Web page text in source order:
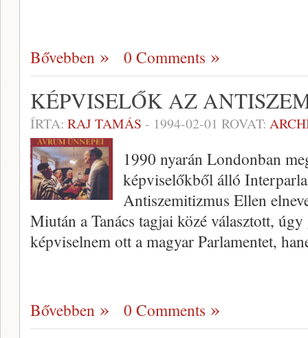
Bővebben 0 Comments
KÉPVISELŐK AZ
ÍRTA: RAJ TAMÁS - 1994-02-01 ROVAT:
1990 nyarán Londonban
képviselőkből álló
Antiszemitizmus Ellen
Miután a Tanács tagjai közé választott,
képviselnem ott a magyar Parlamen­tet,
Bővebben 0 Comments